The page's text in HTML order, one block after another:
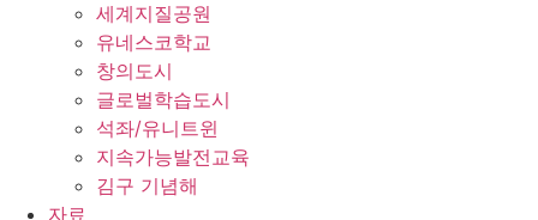
세계지질공원
유네스코학교
창의도시
글로벌학습도시
석좌/유니트윈
지속가능발전교육
김구 기념해
자료